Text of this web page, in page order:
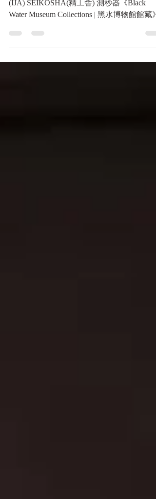
昭和十五年(民國29年|1940) 日本帝國陸軍
Water Museum Collections | 黑水博物館館藏》